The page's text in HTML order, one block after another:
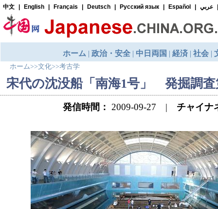
ホーム>>文化>>考古学
宋代の沈没船「南海1号」 発掘調査
発信時間： 2009-09-27 | チャイナ